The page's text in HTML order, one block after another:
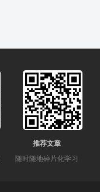
推荐文章
随时随地碎片化学习